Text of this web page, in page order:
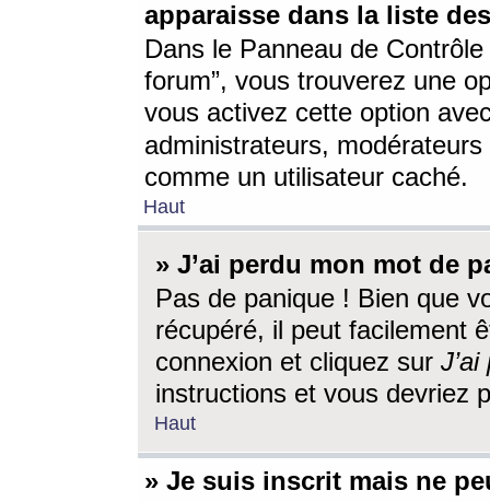
apparaisse dans la liste
Dans le Panneau de
forum”, vous trouverez une
vous activez cette option
administrateurs,
comme un utilisateur caché.
Haut
» J’ai perdu mon mot de
Pas de panique ! Bien que
récupéré, il peut facilement
connexion et cliquez sur
instructions et vous devriez
Haut
» Je suis inscrit mais ne